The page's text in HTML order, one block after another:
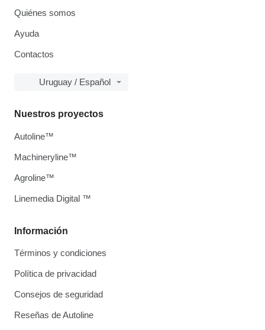
Quiénes somos
Ayuda
Contactos
Uruguay / Español
Información
Términos y condiciones
Política de privacidad
Consejos de seguridad
Reseñas de Autoline
Nuestros proyectos
Autoline™
Machineryline™
Agroline™
Linemedia Digital ™